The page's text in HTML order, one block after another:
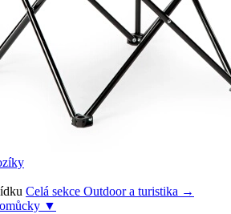
Celá sekce Outdoor a turistika →
▼